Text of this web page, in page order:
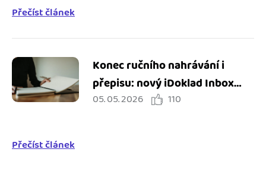
Přečíst článek
Konec ručního nahrávání i
přepisu: nový iDoklad Inbox
zjednodušuje práci s doklady
05. 05. 2026 110
Přečíst článek